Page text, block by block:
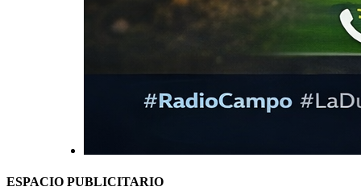
ESPACIO PUBLICITARIO